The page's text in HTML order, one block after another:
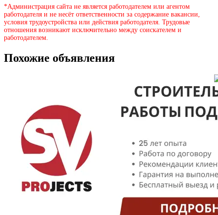
*Администрация сайта не является работодателем или агентом
работодателя и не несёт ответственности за содержание вакансии,
условия трудоустройства или действия работодателя. Трудовые
отношения возникают исключительно между соискателем и
работодателем.
Похожие объявления